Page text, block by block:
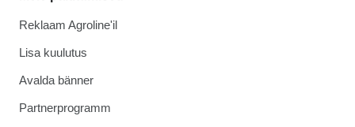
Reklaam Agroline'il
Lisa kuulutus
Avalda bänner
Partnerprogramm